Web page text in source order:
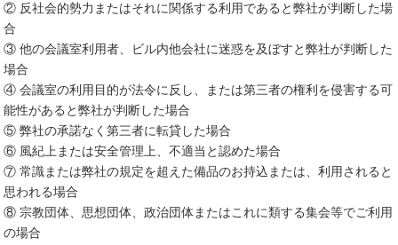
② 反社会的勢力またはそれに関係する利用であると弊社が判断した場
合
③ 他の会議室利用者、ビル内他会社に迷惑を及ぼすと弊社が判断した
場合
④ 会議室の利用目的が法令に反し、または第三者の権利を侵害する可
能性があると弊社が判断した場合
⑤ 弊社の承諾なく第三者に転貸した場合
⑥ 風紀上または安全管理上、不適当と認めた場合
⑦ 常識または弊社の規定を超えた備品のお持込または、利用されると
思われる場合
⑧ 宗教団体、思想団体、政治団体またはこれに類する集会等でご利用
の場合